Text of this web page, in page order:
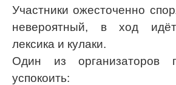
Участники ожесточенно
невероятный, в ход
лексика и кулаки.
Один из организаторов
успокоить: